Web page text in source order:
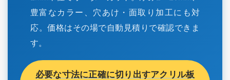
豊富なカラー、穴あけ・面取り加工にも対
応。価格はその場で自動見積りで確認できま
す。
必要な寸法に正確に切り出すアクリル板